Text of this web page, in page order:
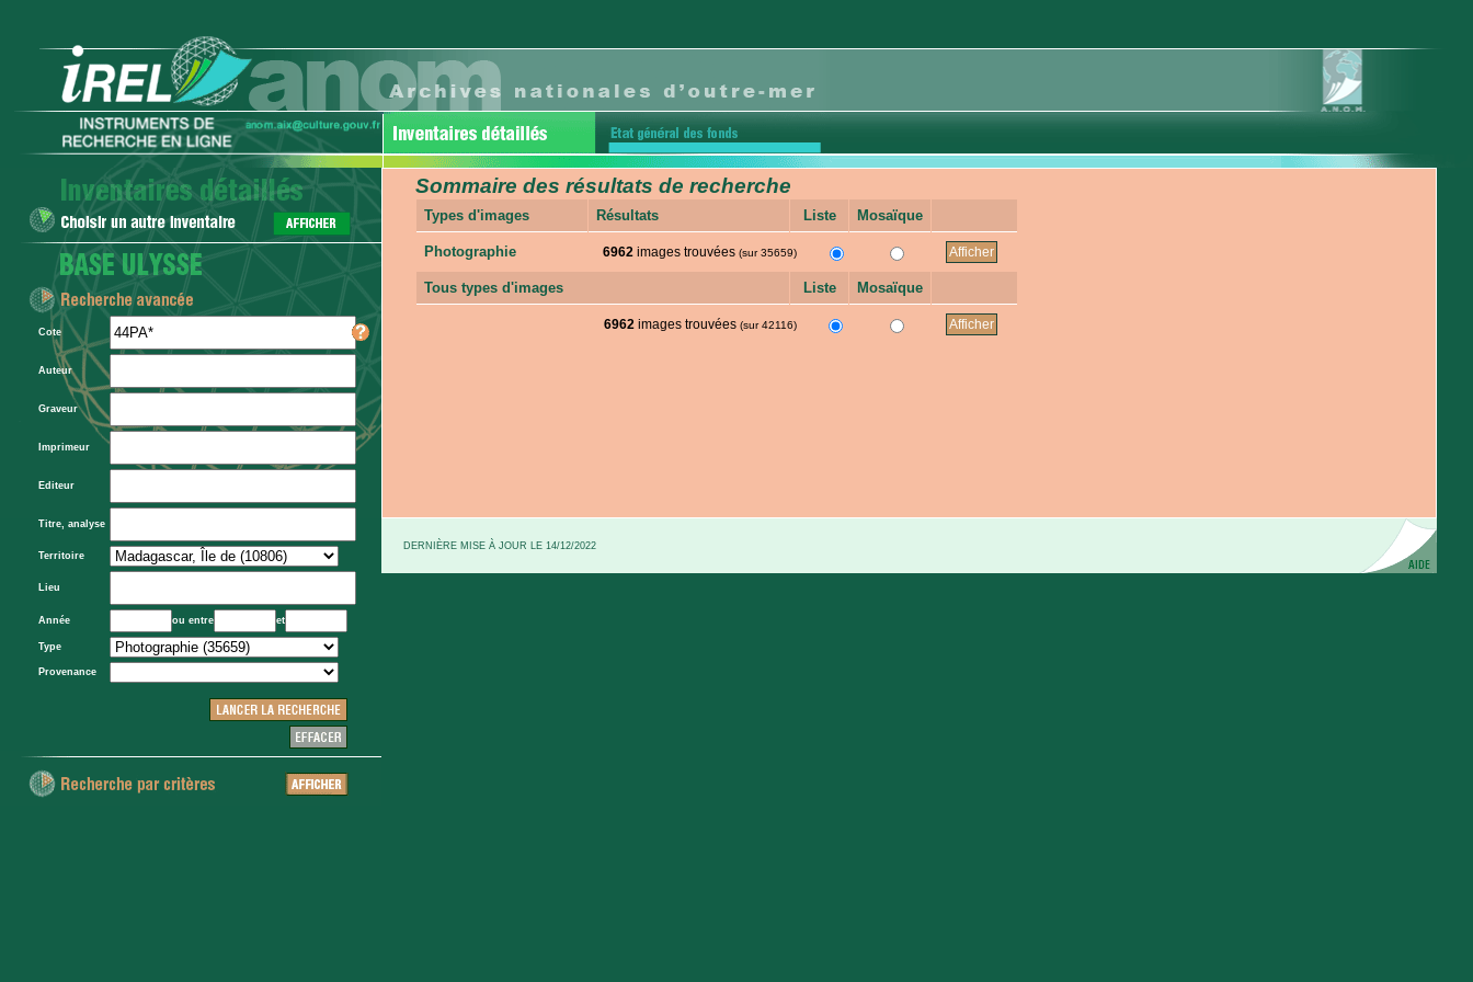
Cote
Auteur
Graveur
Imprimeur
Editeur
Titre, analyse
Territoire
Lieu
Année ou entre et
Type
Provenance
Sommaire des résultats de recherche
Types d'images Résultats Liste Mosaïque
Photographie 6962 images trouvées (sur 35659)
Tous types d'images Liste Mosaïque
6962 images trouvées (sur 42116)
DERNIÈRE MISE À JOUR LE 14/12/2022